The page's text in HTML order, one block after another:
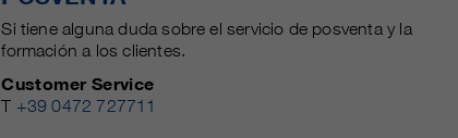
Si tiene alguna duda sobre el servicio de posventa y la
formación a los clientes.
Customer Service
T +39 0472 727711